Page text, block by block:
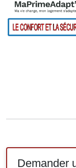
Demander